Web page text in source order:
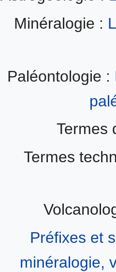
Minéralogie :
Paléontologie :
Termes
Termes
Préfixes et
minéralogie,